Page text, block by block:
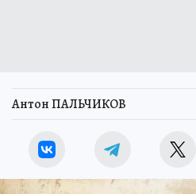
Антон ПАЛЬЧИКОВ